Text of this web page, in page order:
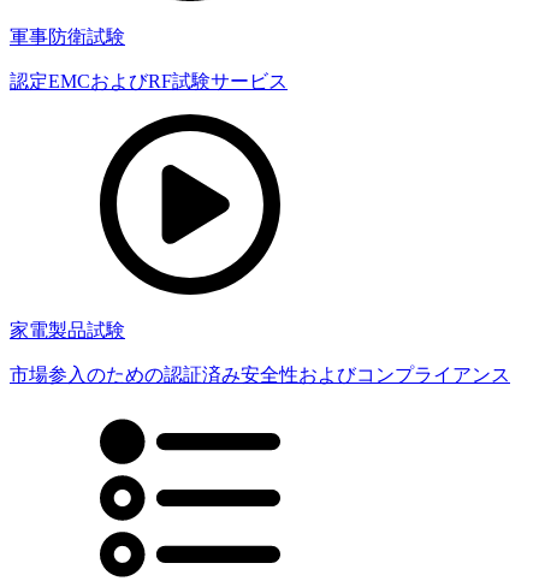
軍事防衛試験
認定EMCおよびRF試験サービス
家電製品試験
市場参入のための認証済み安全性およびコンプライアンス